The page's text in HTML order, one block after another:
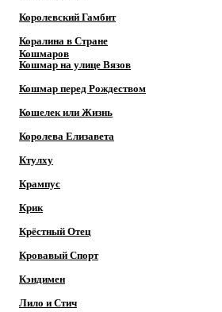
Королевский Гамбит
Коралина в Стране
Кошмаров
Кошмар на улице Вязов
Кошмар перед Рождеством
Кошелек или Жизнь
Королева Елизавета
Ктулху
Крампус
Крик
Крёстный Отец
Кровавый Спорт
Кэндимен
Лило и Стич